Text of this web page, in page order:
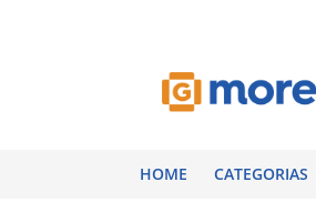
HOME CATEGORIAS